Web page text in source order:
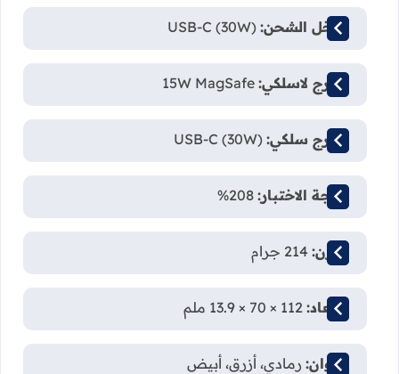
مدخل الشحن: USB-C (30W)
مخرج لاسلكي: 15W MagSafe
مخرج سلكي: USB-C (30W)
نتيجة الاختبار: 208%
الوزن: 214 جرام
الأبعاد: 112 × 70 × 13.9 ملم
الألوان: رمادي، أزرق، أبيض